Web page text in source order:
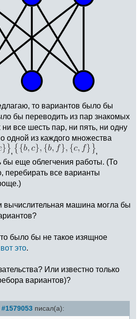
то вариантов было бы
бы переводить из пар знакомых
все шесть пар, ни пять, ни одну
одной из каждого множества
,
,
еще облегчения работы. (То
перебирать все варианты
вычислительная машина могла бы
было бы не такое изящное
вот это.
Или известно только
вариантов)?
писал(а):